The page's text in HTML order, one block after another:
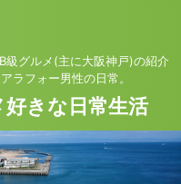
級グルメ(主に大阪神戸)の紹介
ラフォー男性の日常。
きな日常生活